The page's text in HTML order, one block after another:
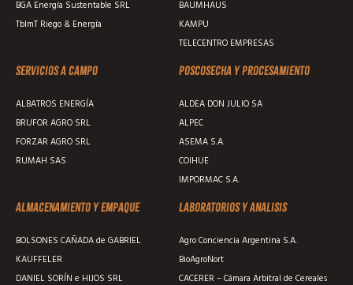
BGA Energía Sustentable SRL
TblmT Riego & Energía
BAUMHAUS
KAMPU
TELECENTRO EMPRESAS
Servicios a campo
ALBATROS ENERGÍA
BRUFOR AGRO SRL
FORZAR AGRO SRL
RUMAH SAS
Poscosecha y procesamiento
ALDEA DON JULIO SA
ALPEC
ASEMA S.A.
COIHUE
IMPORMAC S.A.
Almacenamiento y empaque
BOLSONES CAÑADA de GABRIEL
KAUFFELER
DANIEL SORÍN e HIJOS SRL
Laboratorios y analisis
Agro Conciencia Argentina S.A.
BioAgroNort
CACERER – Cámara Arbitral de Cereales